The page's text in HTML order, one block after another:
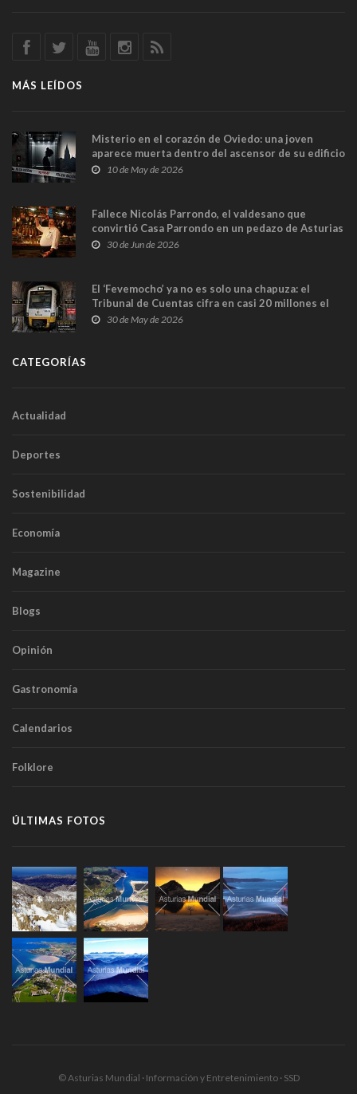
MÁS LEÍDOS
Misterio en el corazón de Oviedo: una joven
aparece muerta dentro del ascensor de su edificio
y las cámaras captan sus últimos minutos
10 de May de 2026
Fallece Nicolás Parrondo, el valdesano que
convirtió Casa Parrondo en un pedazo de Asturias
en Madrid
30 de Jun de 2026
El ‘Fevemocho’ ya no es solo una chapuza: el
Tribunal de Cuentas cifra en casi 20 millones el
sobrecoste de los trenes que no cabían por los
30 de May de 2026
CATEGORÍAS
Actualidad
Deportes
Sostenibilidad
Economía
Magazine
Blogs
Opinión
Gastronomía
Calendarios
Folklore
ÚLTIMAS FOTOS
© Asturias Mundial · Información y Entretenimiento · SSD